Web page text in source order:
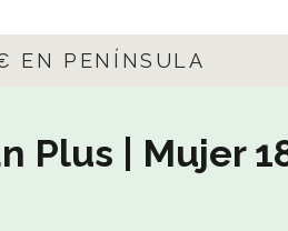
EN PENÍNSULA
Plus | Mujer